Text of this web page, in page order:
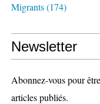
Migrants(174)
Newsletter
Abonnez-vous pour
articles publiés.